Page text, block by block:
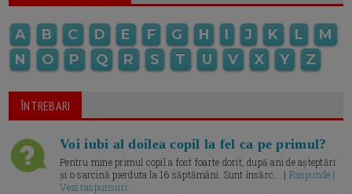
A B C D E F G H I J K L
M
N
O P Q R S T U V X Y Z
ÎNTREBARI
Voi iubi al doilea copil la fel ca pe primul?
Pentru mine primul copil a fost foarte dorit, după ani de așteptări
și o sarcină pierduta la 16 săptămâni. Sunt însărc... | Raspunde |
Vezi raspunsuri